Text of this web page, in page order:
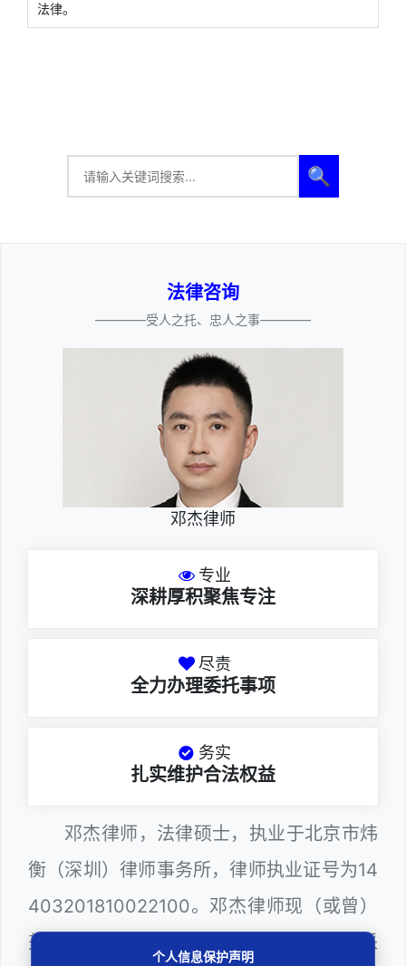
法律。
🔍
法律咨询
————受人之托、忠人之事————
邓杰律师
专业
深耕厚积聚焦专注
尽责
全力办理委托事项
务实
扎实维护合法权益
邓杰律师，法律硕士，执业于北京市炜
衡（深圳）律师事务所，律师执业证号为14
403201810022100。邓杰律师现（或曾）
兼任深圳市人民政府听证员、深圳市政府采
个人信息保护声明